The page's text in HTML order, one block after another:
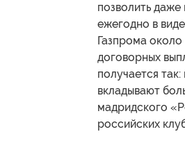
позволить
ежегодно в
Газпрома
договорных
получается
вкладывают
мадридского
российских